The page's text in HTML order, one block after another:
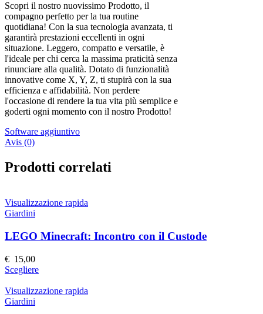
Scopri il nostro nuovissimo Prodotto, il
compagno perfetto per la tua routine
quotidiana! Con la sua tecnologia avanzata, ti
garantirà prestazioni eccellenti in ogni
situazione. Leggero, compatto e versatile, è
l'ideale per chi cerca la massima praticità senza
rinunciare alla qualità. Dotato di funzionalità
innovative come X, Y, Z, ti stupirà con la sua
efficienza e affidabilità. Non perdere
l'occasione di rendere la tua vita più semplice e
goderti ogni momento con il nostro Prodotto!
Software aggiuntivo
Avis (0)
Prodotti correlati
Visualizzazione rapida
Giardini
LEGO Minecraft: Incontro con il Custode
€ 15,00
ScegliereQuesto
ha
Visualizzazione rapida
Giardini